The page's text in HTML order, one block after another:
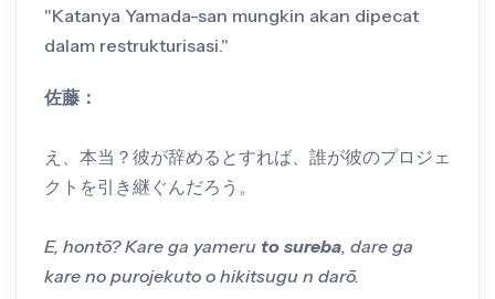
"Katanya Yamada-san mungkin akan dipecat
dalam restrukturisasi."
佐藤：
え、本当？彼が辞めるとすれば、誰が彼のプロジェ
クトを引き継ぐんだろう。
E, hontō? Kare ga yameru to sureba, dare ga
kare no purojekuto o hikitsugu n darō.